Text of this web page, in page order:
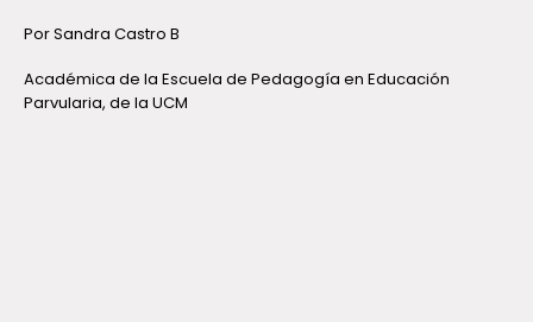
Por Sandra Castro B
Académica de la Escuela de Pedagogía en Educación
Parvularia, de la UCM